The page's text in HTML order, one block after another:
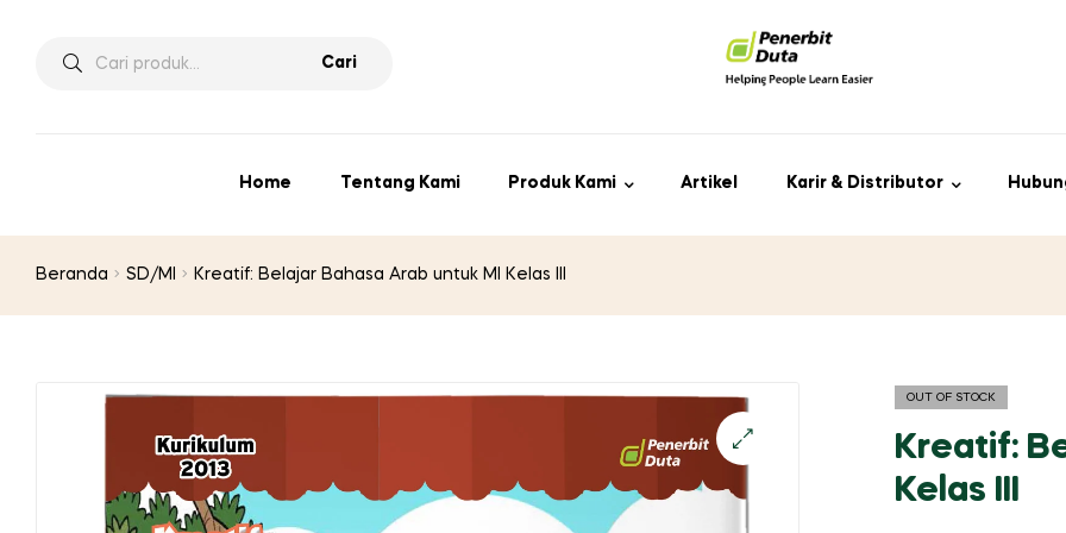
Pencarian
Cari
Home Tentang Kami Produk Kami Artikel Karir & Distributor
Beranda SD/MI Kreatif: Belajar Bahasa Arab untuk MI Kelas III
OUT OF STOCK
Kreatif:
Kelas III